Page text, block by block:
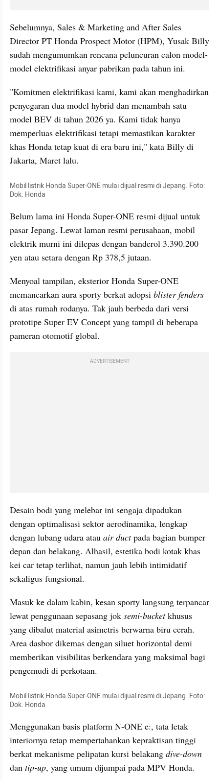
Sebelumnya, Sales & Marketing and After Sales
Director PT Honda Prospect Motor (HPM), Yusak Billy
sudah mengumumkan rencana peluncuran calon model-
model elektrifikasi anyar pabrikan pada tahun ini.
"Komitmen elektrifikasi kami, kami akan menghadirkan
penyegaran dua model hybrid dan menambah satu
model BEV di tahun 2026 ya. Kami tidak hanya
memperluas elektrifikasi tetapi memastikan karakter
khas Honda tetap kuat di era baru ini," kata Billy di
Jakarta, Maret lalu.
Mobil listrik Honda Super-ONE mulai dijual resmi di Jepang. Foto:
Dok. Honda
Belum lama ini Honda Super-ONE resmi dijual untuk
pasar Jepang. Lewat laman resmi perusahaan, mobil
elektrik murni ini dilepas dengan banderol 3.390.200
yen atau setara dengan Rp 378,5 jutaan.
Menyoal tampilan, eksterior Honda Super-ONE
memancarkan aura sporty berkat adopsi blister fenders
di atas rumah rodanya. Tak jauh berbeda dari versi
prototipe Super EV Concept yang tampil di beberapa
pameran otomotif global.
ADVERTISEMENT
Desain bodi yang melebar ini sengaja dipadukan
dengan optimalisasi sektor aerodinamika, lengkap
dengan lubang udara atau air duct pada bagian bumper
depan dan belakang. Alhasil, estetika bodi kotak khas
kei car tetap terlihat, namun jauh lebih intimidatif
sekaligus fungsional.
Masuk ke dalam kabin, kesan sporty langsung terpancar
lewat penggunaan sepasang jok semi-bucket khusus
yang dibalut material asimetris berwarna biru cerah.
Area dasbor dikemas dengan siluet horizontal demi
memberikan visibilitas berkendara yang maksimal bagi
pengemudi di perkotaan.
Mobil listrik Honda Super-ONE mulai dijual resmi di Jepang. Foto:
Dok. Honda
Menggunakan basis platform N-ONE e:, tata letak
interiornya tetap mempertahankan kepraktisan tinggi
berkat mekanisme pelipatan kursi belakang dive-down
dan tip-up, yang umum dijumpai pada MPV Honda.